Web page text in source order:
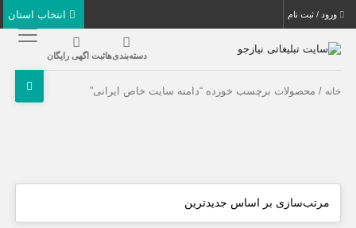
ورود / ثبت نام
دسته‌بندی‌هاثبت اگهی رایگان
خانه / محصولات برچسب خورده “دامنه سایت خاص ایرانی”